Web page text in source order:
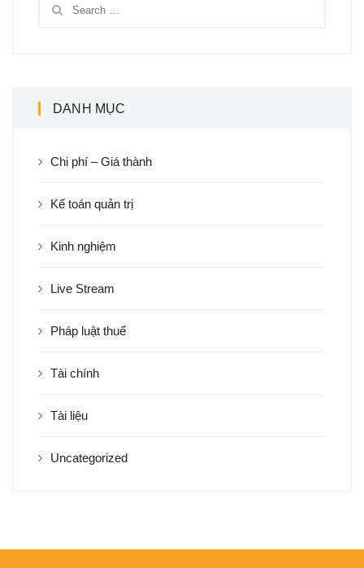
DANH MỤC
Chi phí – Giá thành
Kế toán quản trị
Kinh nghiệm
Live Stream
Pháp luật thuế
Tài chính
Tài liệu
Uncategorized